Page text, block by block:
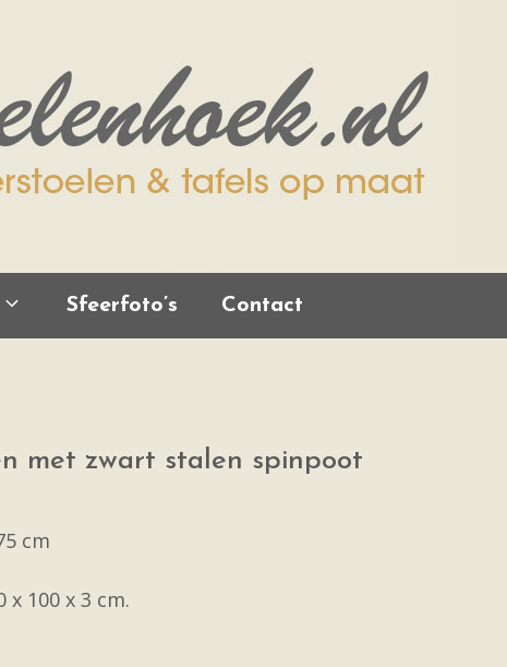
Sfeerfoto’s Contact
met zwart stalen spinpoot
cm
100 x 3 cm.